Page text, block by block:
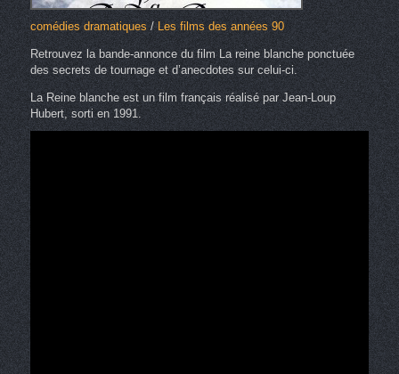
comédies dramatiques/ Les films des années 90
Retrouvez la bande-annonce du film La reine blanche ponctuée
des secrets de tournage et d’anecdotes sur celui-ci.
La Reine blanche est un film français réalisé par Jean-Loup
Hubert, sorti en 1991.